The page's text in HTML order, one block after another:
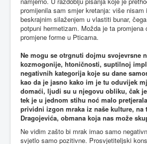
promijenila sam smjer kretanja: više nisam
beskrajnim silaženjem u vlastiti bunar,
potpuni hermetizam. Možda je ta promjena
promjene forme u Pticama.
Ne mogu se otrgnuti dojmu svojevrsne
kozmogonije, htoničnosti, suptilnoj
negativnih kategorija koje su dane
kao da je jasno kako im je tu oduvijek
domaći, ljudi su u njegovu obliku, čak
tek je u jednom stihu noć malo
prividni izgon mraka iz naše kulture, na
Dragojevića, obmana koja nas može
Ne vidim zašto bi mrak imao samo
svjetlo samo pozitivne. Prosvjetiteljski